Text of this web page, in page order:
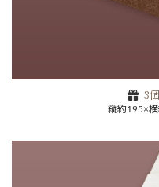
3
縦約195×